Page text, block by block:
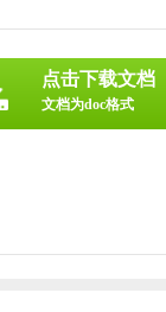
点击下载文档
文档为doc格式